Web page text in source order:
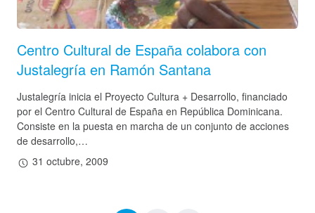
Centro Cultural de España colabora con
Justalegría en Ramón Santana
Justalegría inicia el Proyecto Cultura + Desarrollo, financiado
por el Centro Cultural de España en República Dominicana.
Consiste en la puesta en marcha de un conjunto de acciones
de desarrollo,…
31 octubre, 2009